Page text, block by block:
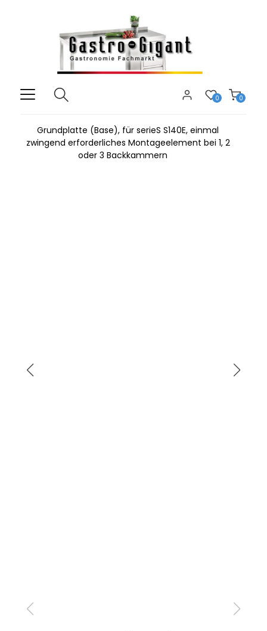
0
0
Grundplatte (Base), für serieS S140E, einmal
zwingend erforderliches Montageelement bei 1, 2
oder 3 Backkammern